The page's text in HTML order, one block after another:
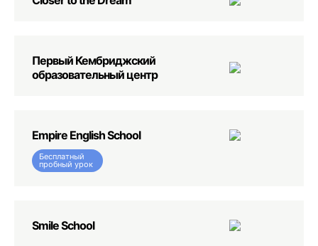
Первый Кембриджский
образовательный центр
Empire English School
Бесплатный
пробный урок
Smile School